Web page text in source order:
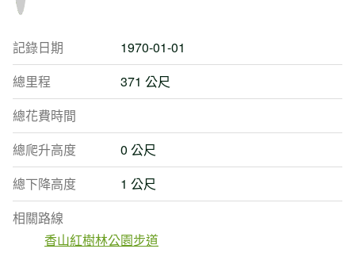
記錄日期
1970-01-01
總里程
371 公尺
總花費時間
總爬升高度
0 公尺
總下降高度
1 公尺
相關路線
香山紅樹林公園步道